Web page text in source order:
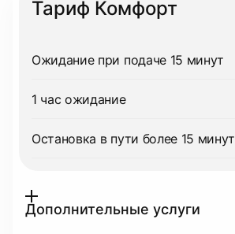
Тариф Комфорт
Ожидание при подаче 15 минут
1 час ожидание
Остановка в пути более 15 минут
Дополнительные услуги